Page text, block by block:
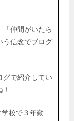
「仲間がいたら
う信念でブログ
グで紹介してい
校で３年勤